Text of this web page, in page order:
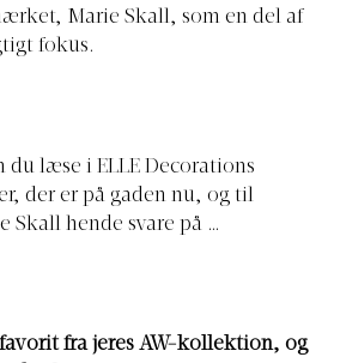
Marie Skall, som en del af
fokus.
læse i ELLE Decorations
der er på gaden nu, og til
Skall hende svare på …
fra jeres AW-kollektion, og